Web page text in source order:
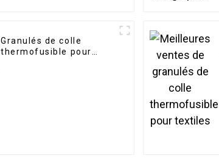
Granulés de colle
thermofusible pour